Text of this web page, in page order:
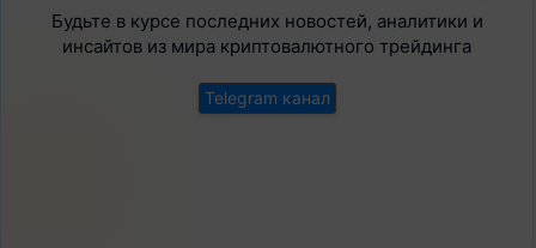
BTC
ETH
SOL
XRP
AVAX
DOT
Будьте в курсе последних новостей, аналитики и
инсайтов из мира криптовалютного трейдинга
Telegram канал